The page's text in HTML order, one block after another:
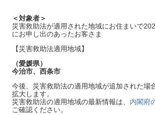
＜対象者＞
災害救助法が適用された地域にお住まいで
にお申し出のあったお客さま
【災害救助法適用地域】
（愛媛県）
今治市、西条市
今後、災害救助法の適用地域が追加された場
拡大します。
災害救助法の適用地域の最新情報は、 内閣府
ご確認ください。